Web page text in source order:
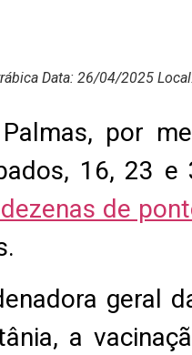
Data: 26/04/2025
por
16, 23 e
de
geral
a